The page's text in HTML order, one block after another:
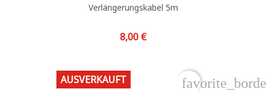
Verlängerungskabel 5m
Preis
8,00 €
AUSVERKAUFT